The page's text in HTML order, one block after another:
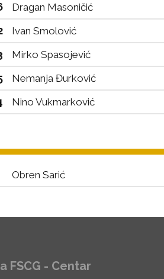
Dragan Masoničić
Ivan Smolović
Mirko Spasojević
Nemanja Đurković
Nino Vukmarković
Obren Sarić
FSCG - Centar